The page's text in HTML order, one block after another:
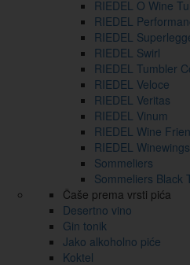
RIEDEL O Wine
RIEDEL
RIEDEL
RIEDEL Swirl
RIEDEL Tumbler
RIEDEL Veloce
RIEDEL Veritas
RIEDEL Vinum
RIEDEL Wine
RIEDEL Winewings
Sommeliers
Sommeliers Black
Čaše prema vrsti pića
Desertno vino
Gin tonik
Jako alkoholno piće
Koktel